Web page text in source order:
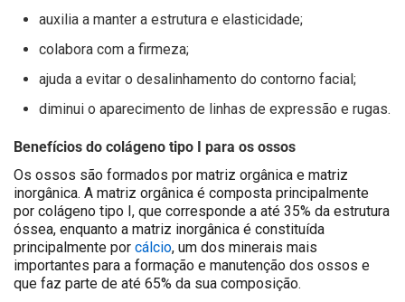
auxilia a manter a estrutura e elasticidade;
colabora com a firmeza;
ajuda a evitar o desalinhamento do contorno facial;
diminui o aparecimento de linhas de expressão e rugas.
Benefícios do colágeno tipo I para os ossos
Os ossos são formados por matriz orgânica e matriz
inorgânica. A matriz orgânica é composta principalmente
por colágeno tipo I, que corresponde a até 35% da estrutura
óssea, enquanto a matriz inorgânica é constituída
principalmente por cálcio, um dos minerais mais
importantes para a formação e manutenção dos ossos e
que faz parte de até 65% da sua composição.